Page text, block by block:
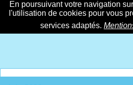
En poursuivant votre navigation
l'utilisation de cookies pour vous
services adaptés.